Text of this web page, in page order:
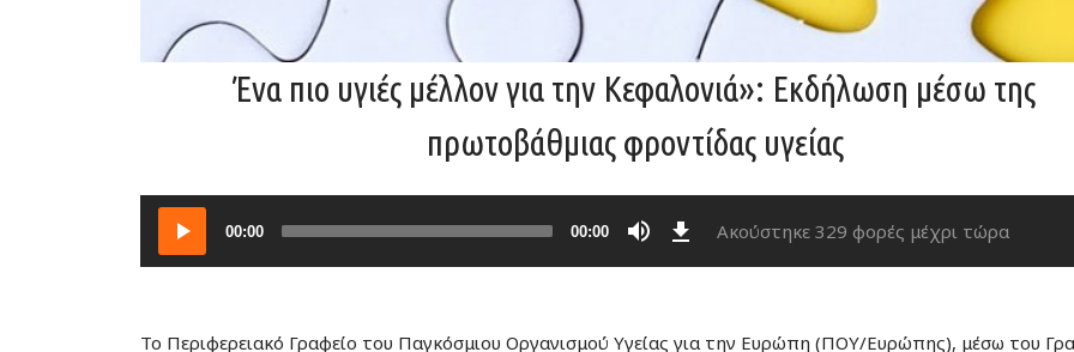
Ένα πιο υγιές μέλλον για την Κεφαλονιά»: Εκδήλωση μέσω της
πρωτοβάθμιας φροντίδας υγείας
Audio
Player
00:00 00:00 Ακούστηκε 329 φορές μέχρι τώρα
Το Περιφερειακό Γραφείο του Παγκόσμιου Οργανισμού Υγείας για την Ευρώπη (ΠΟΥ/Ευρώπης), μέσω του